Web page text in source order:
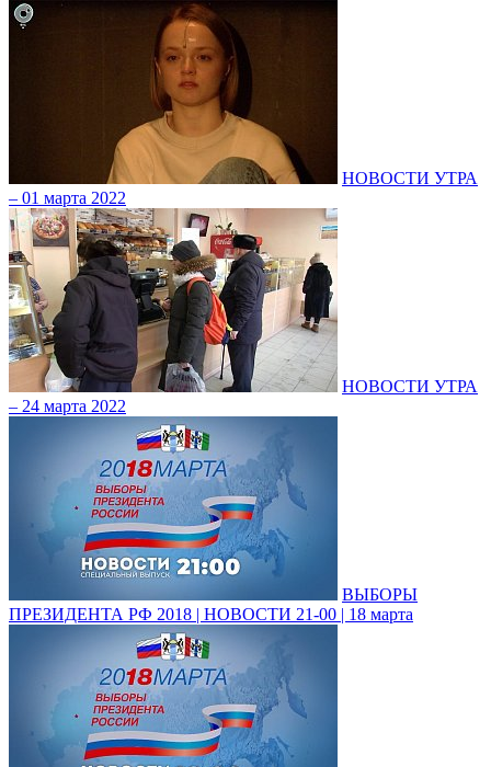
НОВОСТИ УТРА
– 01 марта 2022
НОВОСТИ УТРА
– 24 марта 2022
ВЫБОРЫ
ПРЕЗИДЕНТА РФ 2018 | НОВОСТИ 21-00 | 18 марта